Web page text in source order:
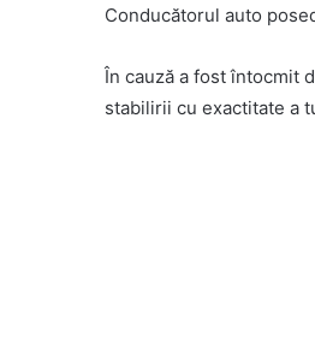
Conducătorul auto
În cauză a fost întocmit
stabilirii cu exactitate a